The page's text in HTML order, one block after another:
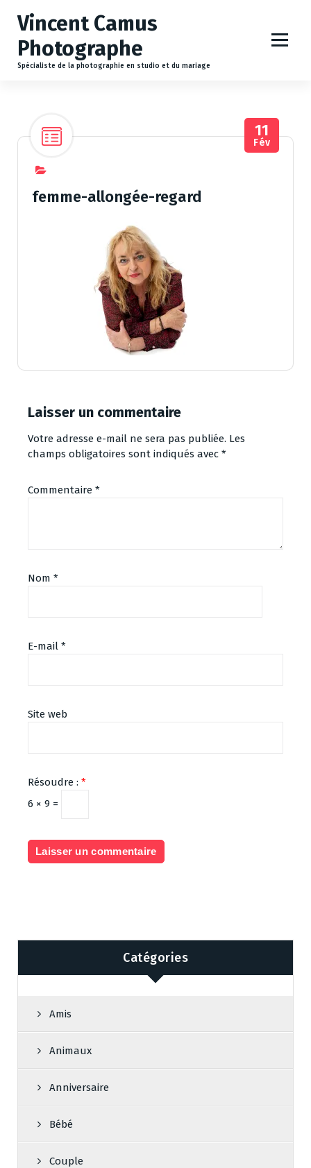
Vincent Camus
Photographe
Spécialiste de la photographie en studio et du mariage
11
Fév
femme-allongée-regard
Laisser un commentaire
Votre adresse e-mail ne sera pas publiée. Les
champs obligatoires sont indiqués avec *
Commentaire *
Nom *
E-mail *
Site web
Résoudre : *
6 × 9 =
Catégories
Amis
Animaux
Anniversaire
Bébé
Couple